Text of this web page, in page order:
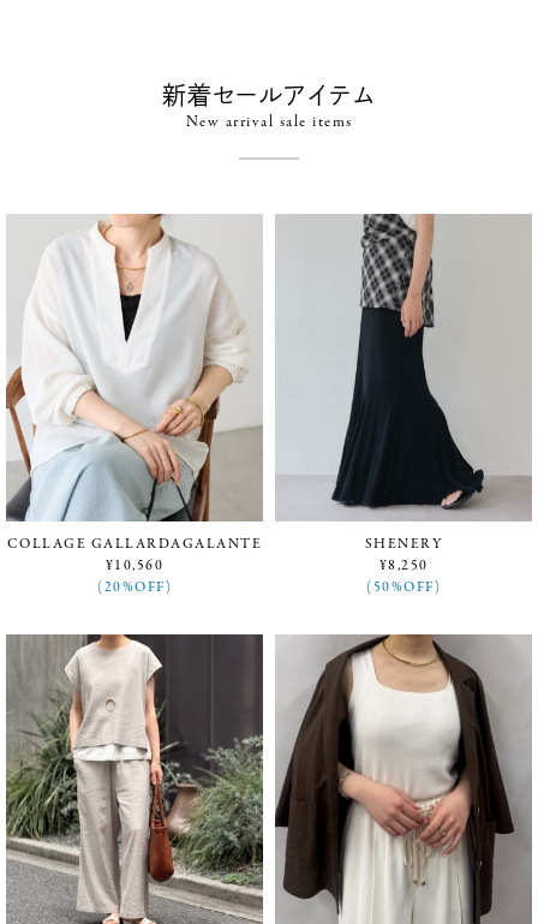
新着セールアイテム
New arrival sale items
COLLAGE GALLARDAGALANTE
¥10,560
(20%OFF)
SHENERY
¥8,250
(50%OFF)